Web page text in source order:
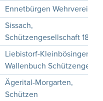
Ennetbürgen Wehrverein
Sissach,
Schützengesellschaft 1822
Liebistorf-Kleinbösingen-
Wallenbuch Schützenges.
Ägerital-Morgarten,
Schützen